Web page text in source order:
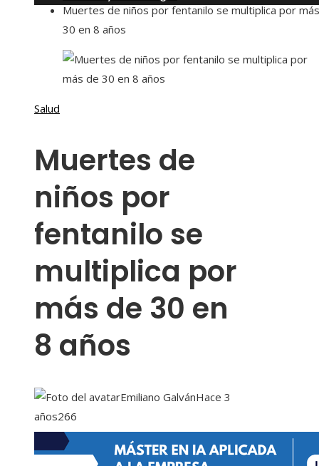
Muertes de niños por fentanilo se multiplica por
30 en 8 años
Salud
Muertes de
niños por
fentanilo se
multiplica por
más de 30 en
8 años
Emiliano GalvánHace 3
años266